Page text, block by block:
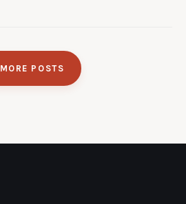
MORE POSTS